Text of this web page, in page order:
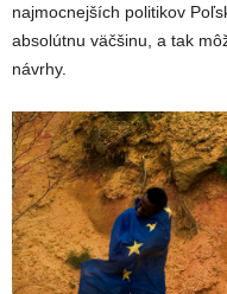
najmocnejších politikov
absolútnu väčšinu, a tak
návrhy.